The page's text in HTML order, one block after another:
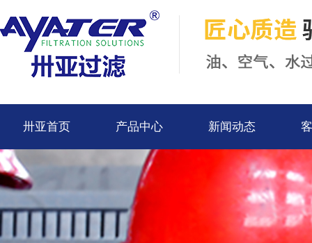
卅亚首页 产品中心 新闻动态